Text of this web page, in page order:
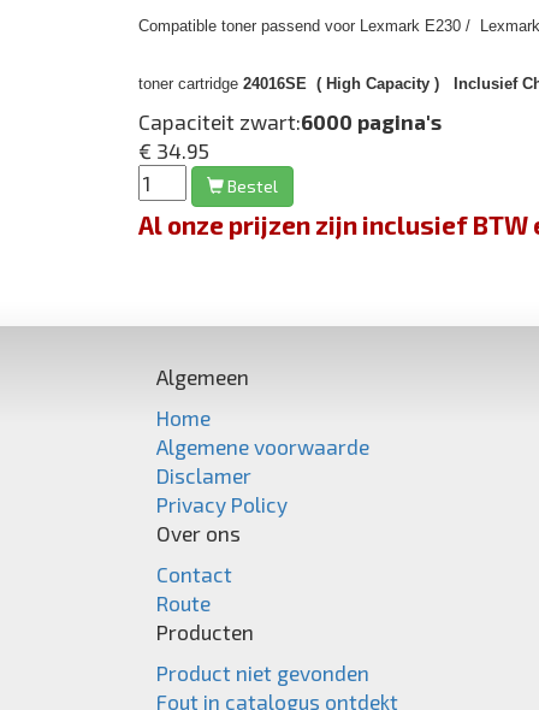
Compatible toner passend voor Lexmark E230 /
toner cartridge 24016SE ( High Capacity ) Inclusief
Capaciteit zwart:6000 pagina's
€ 34.95
Bestel
Al onze prijzen zijn inclusief
Algemeen
Home
Algemene voorwaarde
Disclamer
Privacy Policy
Over ons
Contact
Route
Producten
Product niet gevonden
Fout in catalogus ontdekt